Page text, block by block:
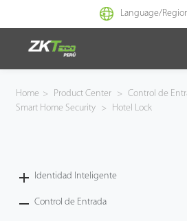
Language/
Identidad Inteligente
Home > Product Center > Control de
Smart Home Security > Hotel Lock
Identidad Inteligente
Control de Entrada